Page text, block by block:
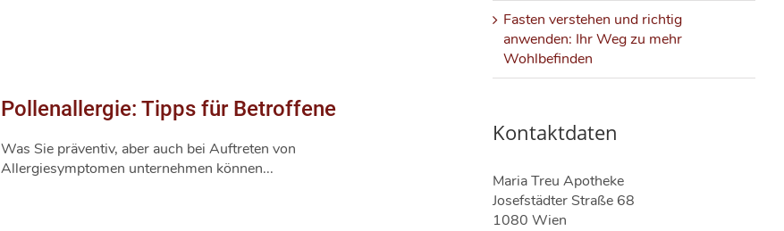
Pollenallergie: Tipps für Betroffene
Was Sie präventiv, aber auch bei Auftreten von
Allergiesymptomen unternehmen können...
Fasten verstehen und richtig
anwenden: Ihr Weg zu mehr
Wohlbefinden
Kontaktdaten
Maria Treu Apotheke
Josefstädter Straße 68
1080 Wien